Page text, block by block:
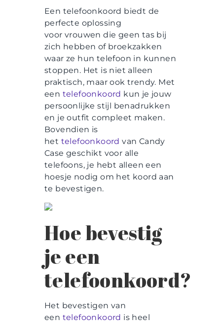
Een telefoonkoord biedt de
perfecte oplossing
voor vrouwen die geen tas bij
zich hebben of broekzakken
waar ze hun telefoon in kunnen
stoppen. Het is niet alleen
praktisch, maar ook trendy. Met
een telefoonkoord kun je jouw
persoonlijke stijl benadrukken
en je outfit compleet maken.
Bovendien is
het telefoonkoord van Candy
Case geschikt voor alle
telefoons, je hebt alleen een
hoesje nodig om het koord aan
te bevestigen.
Hoe bevestig
je een
telefoonkoord?
Het bevestigen van
een telefoonkoord is heel